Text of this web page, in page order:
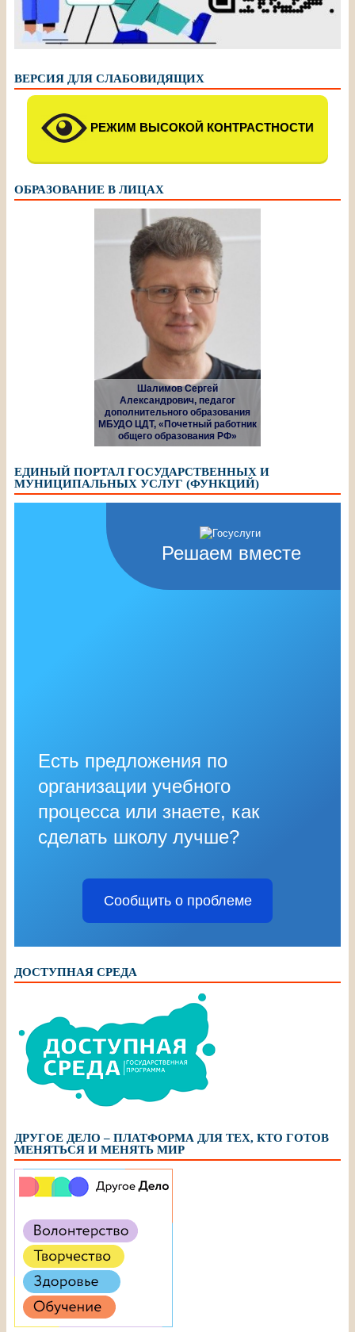
ВЕРСИЯ ДЛЯ СЛАБОВИДЯЩИХ
РЕЖИМ ВЫСОКОЙ КОНТРАСТНОСТИ
ОБРАЗОВАНИЕ В ЛИЦАХ
Шалимов Сергей
Александрович, педагог
дополнительного образования
МБУДО ЦДТ, «Почетный работник
общего образования РФ»
ЕДИНЫЙ ПОРТАЛ ГОСУДАРСТВЕННЫХ И
МУНИЦИПАЛЬНЫХ УСЛУГ (ФУНКЦИЙ)
Решаем вместе
Есть предложения по
организации учебного
процесса или знаете, как
сделать школу лучше?
Сообщить о проблеме
ДОСТУПНАЯ СРЕДА
ДРУГОЕ ДЕЛО – ПЛАТФОРМА ДЛЯ ТЕХ, КТО ГОТОВ
МЕНЯТЬСЯ И МЕНЯТЬ МИР